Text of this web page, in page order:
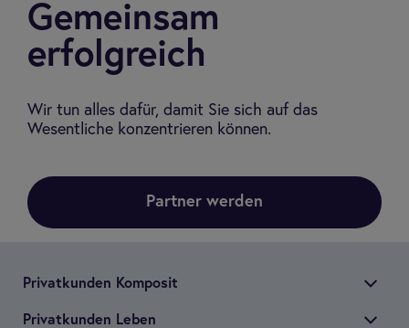
Gemeinsam
erfolgreich
Wir tun alles dafür, damit Sie sich auf das
Wesentliche konzentrieren können.
Partner werden
Pri­vat­kun­den Kom­po­sit
Pri­vat­kun­den Leben